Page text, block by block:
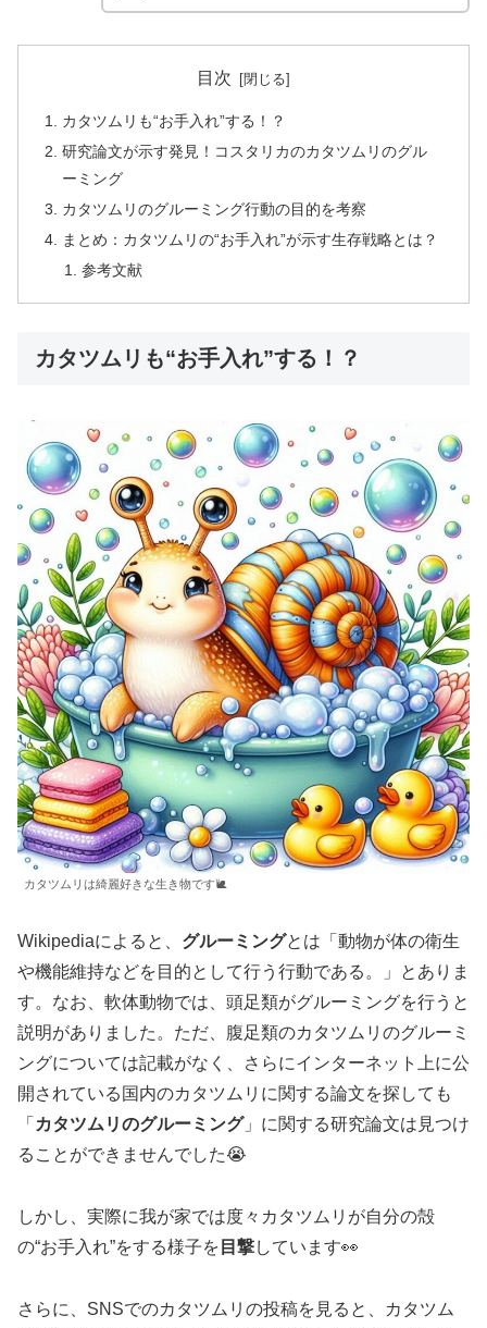
目次
カタツムリも“お手入れ”する！？
研究論文が示す発見！コスタリカのカタツムリのグル
ーミング
カタツムリのグルーミング行動の目的を考察
まとめ：カタツムリの“お手入れ”が示す生存戦略とは？
参考文献
カタツムリも“お手入れ”する！？
カタツムリは綺麗好きな生き物です🐌
Wikipediaによると、 グルーミングとは「動物が体の衛生
や機能維持などを目的として行う行動である。」とありま
す。なお、軟体動物では、頭足類がグルーミングを行うと
説明がありました。ただ、腹足類のカタツムリのグルーミ
ングについては記載がなく、さらにインターネット上に公
開されている国内のカタツムリに関する論文を探しても
「 カタツムリのグルーミング」に関する研究論文は見つけ
ることができませんでした😭
しかし、実際に我が家では度々カタツムリが自分の殻
の“お手入れ”をする様子を 目撃しています👀
さらに、SNSでのカタツムリの投稿を見ると、カタツム